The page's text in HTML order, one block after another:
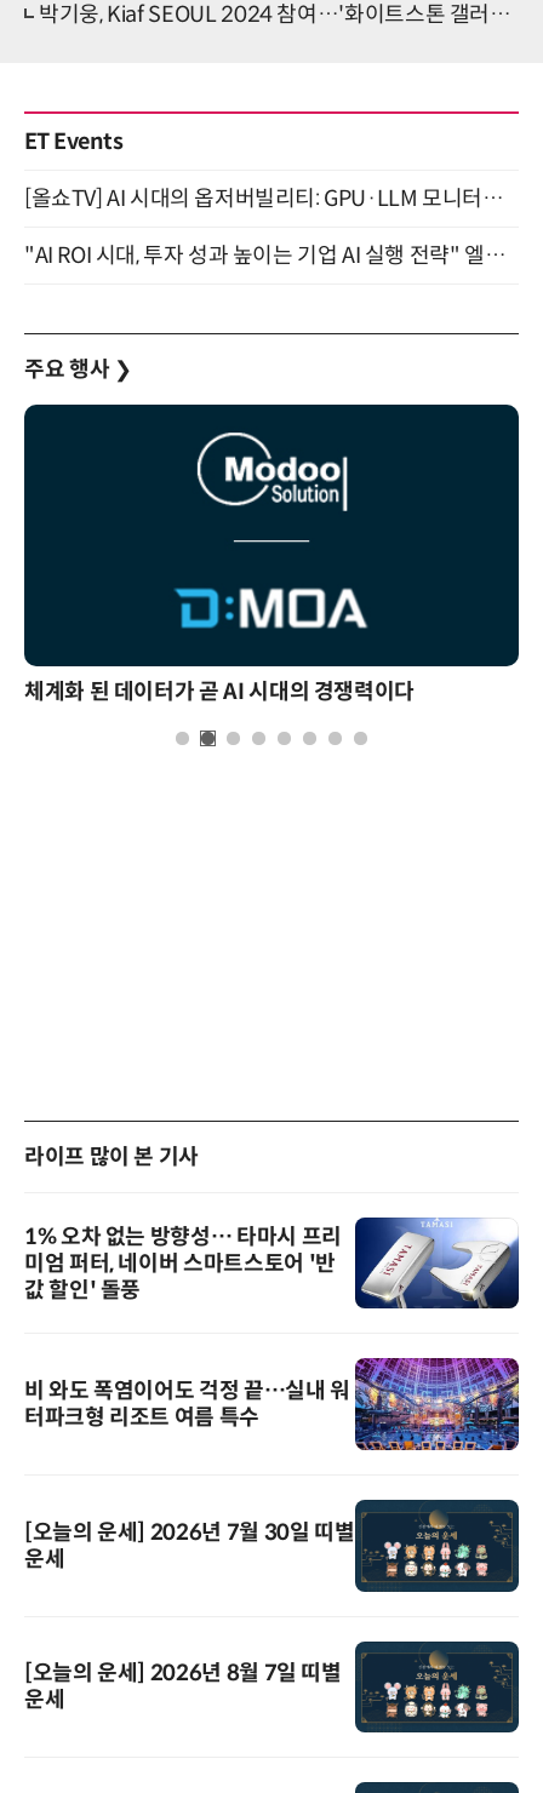
박기웅, Kiaf SEOUL 2024 참여…'화이트스톤 갤러리' 자격 출품
ET Events
[올쇼TV] AI 시대의 옵저버빌리티: GPU·LLM 모니터링부터 AI 기반 장애 대응까지 (8/11 생방송)
"AI ROI 시대, 투자 성과 높이는 기업 AI 실행 전략" 엘타워 6층 (9월 18일)
주요 행사 ❯
체계화 된 데이터가 곧 AI 시대의 경쟁력이다
라이프 많이 본 기사
1% 오차 없는 방향성… 타마시 프리
미엄 퍼터, 네이버 스마트스토어 '반
값 할인' 돌풍
비 와도 폭염이어도 걱정 끝…실내 워
터파크형 리조트 여름 특수
[오늘의 운세] 2026년 7월 30일 띠별
운세
[오늘의 운세] 2026년 8월 7일 띠별
운세